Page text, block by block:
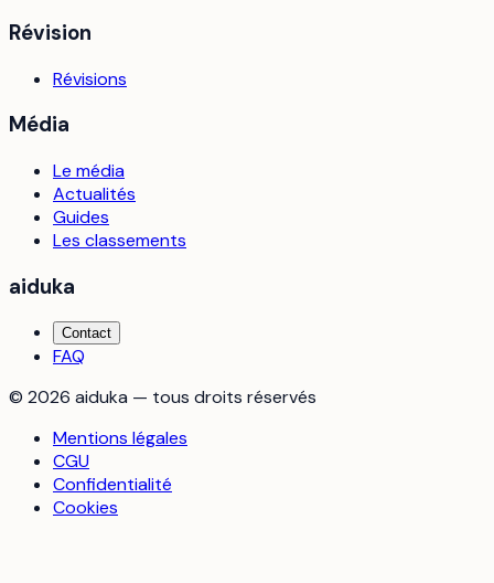
Révision
Révisions
Média
Le média
Actualités
Guides
Les classements
aiduka
Contact
FAQ
© 2026 aiduka — tous droits réservés
Mentions légales
CGU
Confidentialité
Cookies